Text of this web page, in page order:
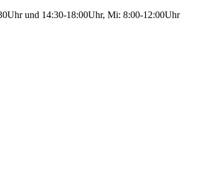
und 14:30-18:00Uhr, Mi: 8:00-12:00Uhr